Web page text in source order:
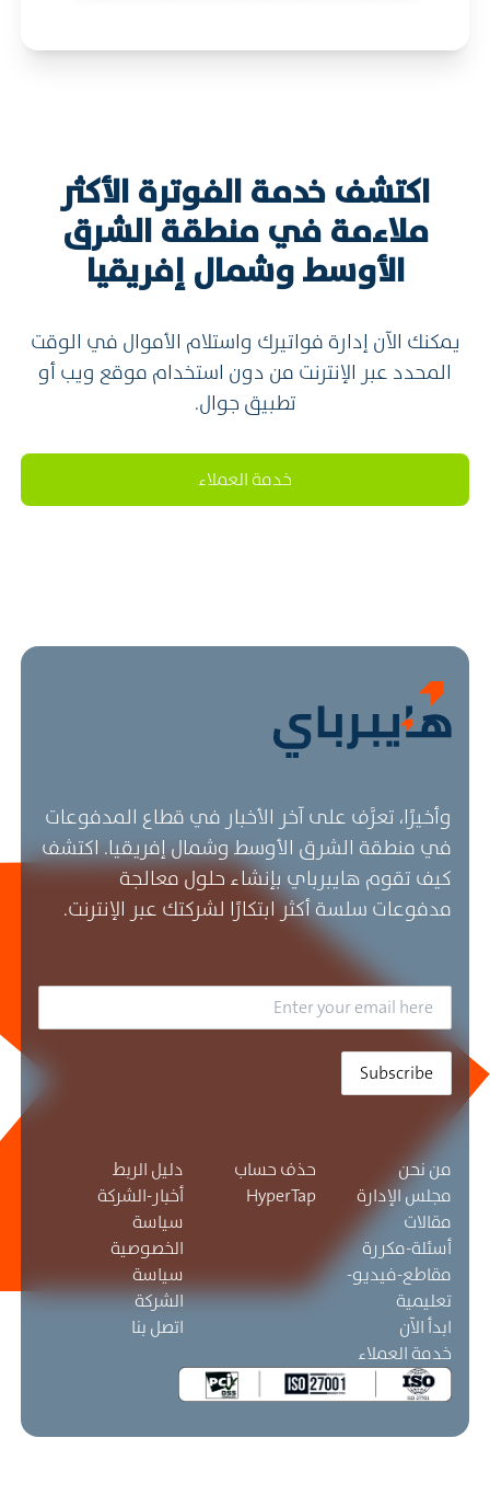
اكتشف خدمة الفوترة الأكثر
ملاءمة في منطقة الشرق
الأوسط وشمال إفريقيا
يمكنك الآن إدارة فواتيرك واستلام الأموال في الوقت
المحدد عبر الإنترنت من دون استخدام موقع ويب أو
تطبيق جوال.
خدمة العملاء
وأخيرًا، تعرَّف على آخر الأخبار في قطاع المدفوعات
في منطقة الشرق الأوسط وشمال إفريقيا. اكتشف
كيف تقوم هايبرباي بإنشاء حلول معالجة
مدفوعات سلسة أكثر ابتكارًا لشركتك عبر الإنترنت.
Subscribe
من نحن
مجلس الإدارة
مقالات
أسئلة-مكررة
مقاطع-فيديو-
تعليمية
ابدأ الآن
خدمة العملاء
حذف حساب
HyperTap
دليل الربط
أخبار-الشركة
سياسة
الخصوصية
سياسة
الشركة
اتصل بنا